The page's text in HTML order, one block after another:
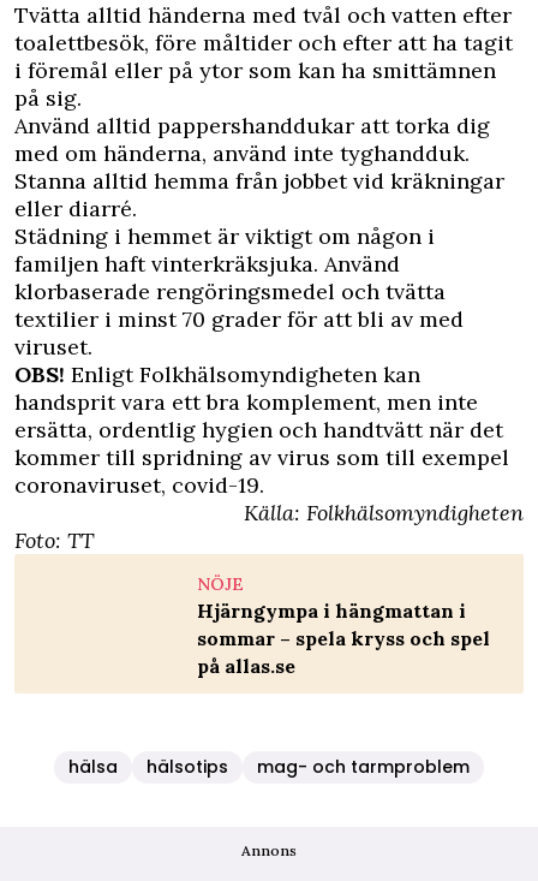
Tvätta alltid händerna med tvål och vatten efter
toalettbesök, före måltider och efter att ha tagit
i föremål eller på ytor som kan ha smittämnen
på sig.
Använd alltid pappershanddukar att torka dig
med om händerna, använd inte tyghandduk.
Stanna alltid hemma från jobbet vid kräkningar
eller diarré.
Städning i hemmet är viktigt om någon i
familjen haft vinterkräksjuka. Använd
klorbaserade rengöringsmedel och tvätta
textilier i minst 70 grader för att bli av med
viruset.
OBS! Enligt Folkhälsomyndigheten kan
handsprit vara ett bra komplement, men inte
ersätta, ordentlig hygien och handtvätt när det
kommer till spridning av virus som till exempel
coronaviruset, covid-19.
Källa: Folkhälsomyndigheten
Foto: TT
NÖJE
Hjärngympa i hängmattan i
sommar – spela kryss och spel
på allas.se
hälsa hälsotips mag- och tarmproblem
Annons